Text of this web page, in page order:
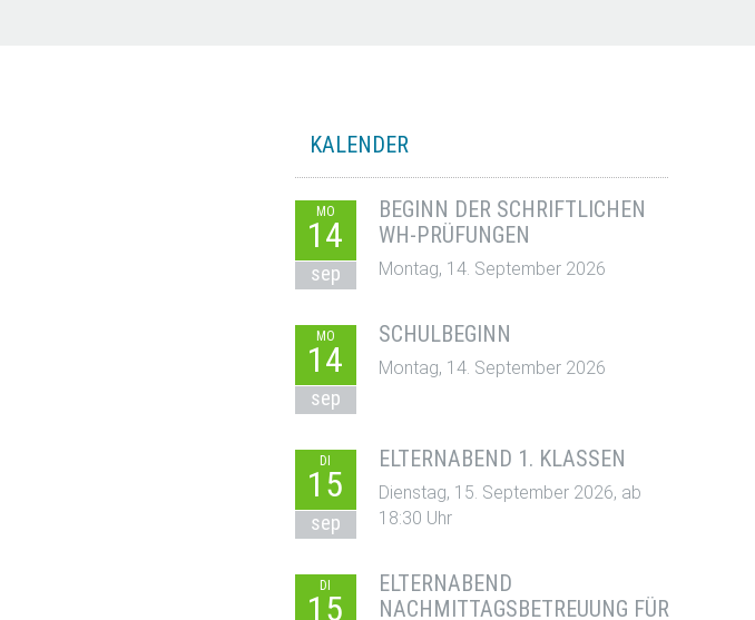
KALENDER
MO
14
sep
BEGINN DER SCHRIFTLICHEN
WH-PRÜFUNGEN
Montag, 14. September 2026
MO
14
sep
SCHULBEGINN
Montag, 14. September 2026
DI
15
sep
ELTERNABEND 1. KLASSEN
Dienstag, 15. September 2026, ab
18:30 Uhr
DI
15
ELTERNABEND
NACHMITTAGSBETREUUNG FÜR